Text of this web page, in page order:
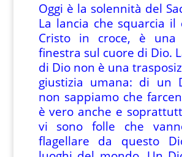
Oggi è la solennità del
La lancia che squarcia il
Cristo in croce, è una
finestra sul cuore di Dio.
di Dio non è una
giustizia umana: di un
non sappiamo che
è vero anche e
vi sono folle che
flagellare da questo